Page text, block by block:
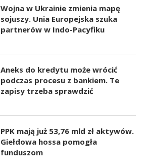
Wojna w Ukrainie zmienia mapę
sojuszy. Unia Europejska szuka
partnerów w Indo-Pacyfiku
Aneks do kredytu może wrócić
podczas procesu z bankiem. Te
zapisy trzeba sprawdzić
PPK mają już 53,76 mld zł aktywów.
Giełdowa hossa pomogła
funduszom